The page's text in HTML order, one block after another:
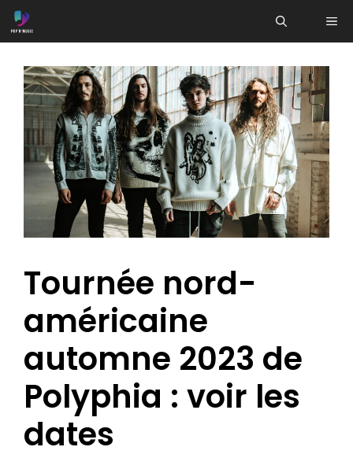
Aller
au
Tournée nord-
américaine
automne 2023 de
Polyphia : voir les
dates